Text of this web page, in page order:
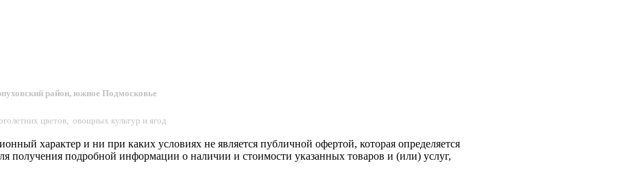
район, южное Подмосковье
цветов, овощных культур и ягод
характер и ни при каких условиях не является публичной офертой, которая определяется
получения подробной информации о наличии и стоимости указанных товаров и (или) услуг,